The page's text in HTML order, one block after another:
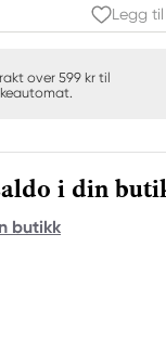
Legg
over 599 kr til
i din
butikk